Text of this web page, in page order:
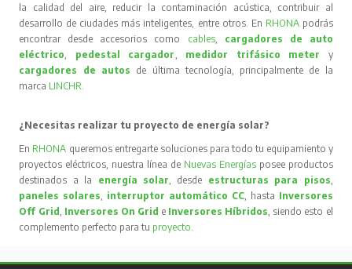
la calidad del aire, reducir la contaminación acústica, contribuir al
desarrollo de ciudades más inteligentes, entre otros. En RHONA podrás
encontrar desde accesorios como cables, cargadores de auto
eléctrico
pedestal cargador medidor trifásico meter
y
cargadores de autos de última tecnología, principalmente de la
marca LINCHR
¿Necesitas realizar tu proyecto de energía solar?
En RHONA queremos entregarte soluciones para todo tu equipamiento y
proyectos eléctricos, nuestra línea de Nuevas Energíasposee productos
destinados a la energía solar , desde estructuras para pisos
paneles solares
interruptor automático CC, hasta Inversores
Off Grid Inversores On Grid e Inversores Híbridos , siendo esto el
complemento perfecto para tu proyecto